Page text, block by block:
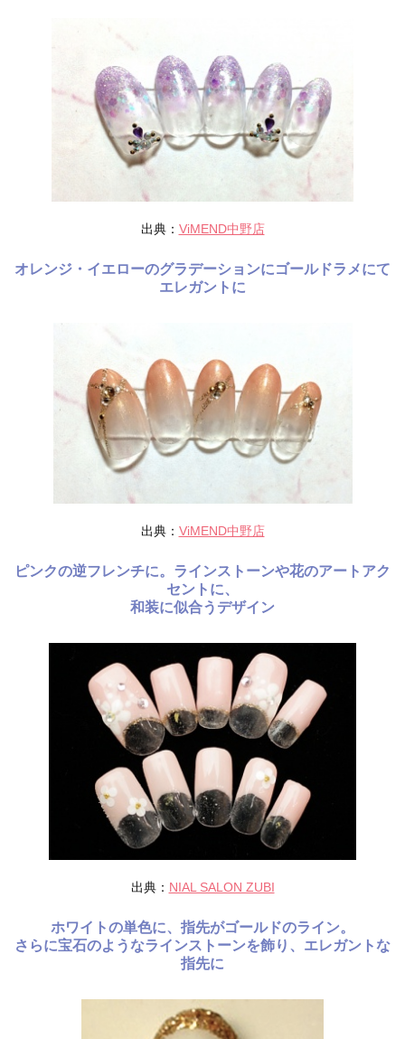
出典： ViMEND中野店
オレンジ・イエローのグラデーションにゴールドラメにて
エレガントに
出典： ViMEND中野店
ピンクの逆フレンチに。ラインストーンや花のアートアク
セントに、
和装に似合うデザイン
出典： NIAL SALON ZUBI
ホワイトの単色に、指先がゴールドのライン。
さらに宝石のようなラインストーンを飾り、エレガントな
指先に